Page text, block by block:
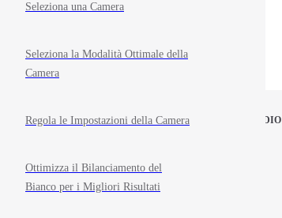
Seleziona una Camera
Seleziona la Modalità Ottimale della
Camera
Regola le Impostazioni della Camera
Ottimizza il Bilanciamento del
Bianco per i Migliori Risultati
STOP MOTION STUDIO